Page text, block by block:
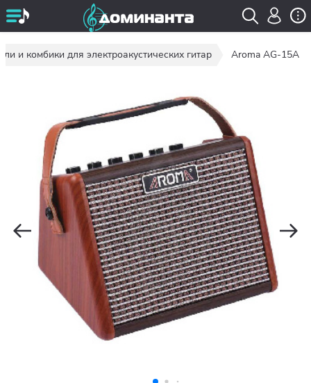
и комбики для электроакустических гитар Aroma AG-15A